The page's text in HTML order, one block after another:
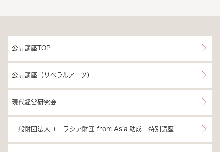
公開講座TOP
公開講座（リベラルアーツ）
現代経営研究会
一般財団法人ユーラシア財団 from Asia 助成 特別講座